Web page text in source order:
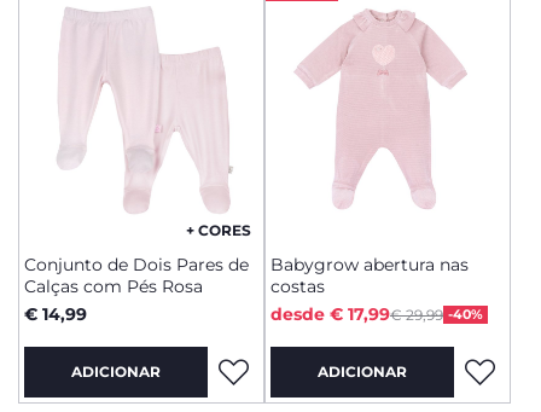
+ CORES
Conjunto de Dois Pares de
Calças com Pés Rosa
€ 14,99
ADICIONAR
Babygrow abertura nas
costas
Price reduced from
€ 29,99 -40%
to
desde € 17,99
ADICIONAR